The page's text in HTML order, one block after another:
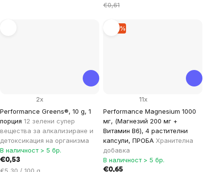
за
€0,61
Performance Greens®, 10 g, 1
порция 12 зелени супер
вещества за алкализиране и
детоксикация на организма
2x
В наличност > 5 бр.
€0,53
Цена
€5,30 / 100 g
–16 %
Performance Magnesium 1000
мг, (Магнезий 200 мг +
Витамин B6), 4 растителни
капсули, ПРОБА Хранителна
добавка
11x
В наличност > 5 бр.
€0,65